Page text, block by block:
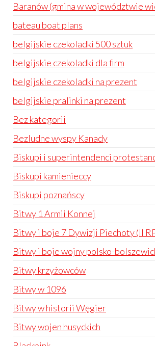
Baranów (gmina w województwie
bateau boat plans
belgijskie czekoladki 500 sztuk
belgijskie czekoladki dla firm
belgijskie czekoladki na prezent
belgijskie pralinki na prezent
Bez kategorii
Bezludne wyspy Kanady
Biskupi i superintendenci
Biskupi kamienieccy
Biskupi poznańscy
Bitwy 1 Armii Konnej
Bitwy i boje 7 Dywizji Piechoty (II
Bitwy i boje wojny polsko-
Bitwy krzyżowców
Bitwy w 1096
Bitwy w historii Węgier
Bitwy wojen husyckich